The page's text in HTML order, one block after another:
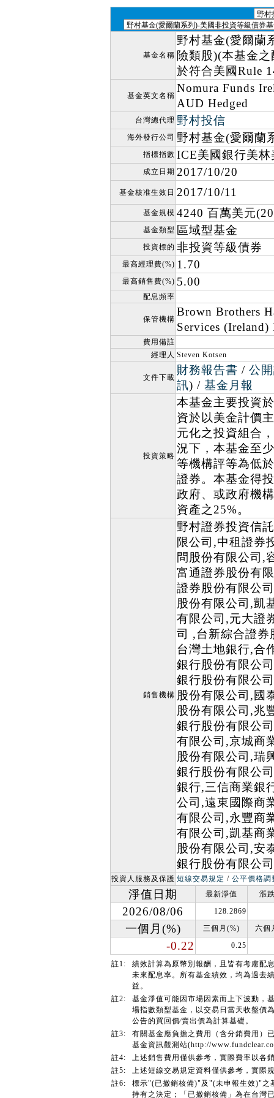
基金名稱
野村基金(愛爾蘭
險類股)(本基金
於符合美國Rule
基金英文名稱
Nomura Funds
AUD Hedged
台灣總代理 野村投信
海外發行公司 野村基金(愛爾蘭
指標指數 ICE美國銀行美
成立日期 2017/10/20
基金核准生效日 2017/10/11
基金規模 4240 百萬美元
基金類型 區域型基金
投資標的 非投資等級債券
最高經理費(%) 1.70
最高銷售費(%) 5.00
配息頻率
保管機構
Brown Brothers
Services
費用備註
經理人 Steven Kotsen
文件下載
財務報告書 / 公
訊) / 基金月報
投資策略
本基金主要投資
資於以美金計價
元化之投資組合
況下，本基金至
等機構評等為低
證券。本基金得
政府、或政府機
資產之25%。
銷售機構
野村證券投資信
限公司,中租證券
問股份有限公司,
富通證券股份有
證券股份有限公
股份有限公司,凱
有限公司,元大證
司 ,台新綜合證券
台灣土地銀行,合
銀行股份有限公
銀行股份有限公
股份有限公司,國
股份有限公司,兆
銀行股份有限公
有限公司,京城商
股份有限公司,瑞
銀行股份有限公
銀行,三信商業銀
公司,遠東國際商
有限公司,永豐商
有限公司,凱基商
股份有限公司,安
銀行股份有限公司
投資人服務及保護 短線交易規定 / 公平價格調
淨值日期 最新淨值 漲
2026/08/06 128.2869
一個月(%) 三個月(%) 六個
-0.22 0.25
註1:
績效計算為原幣別報酬，且皆有考慮配
未來配息率。所有基金績效，均為過去
益。
註2:
基金淨值可能因市場因素而上下波動，
場指數類型基金，以交易日當天收盤價
公告的買回價∕賣出價為計算基礎。
註3:
有關基金應負擔之費用（含分銷費用）
基金資訊觀測站(http://
註4:
上述銷售費用僅供參考，實際費率以各
註5:
上述短線交易規定資料僅供參考，實際
註6:
標示"(已撤銷核備)"及"(未申報生效)"之
持有之決定；「已撤銷核備」為在台灣